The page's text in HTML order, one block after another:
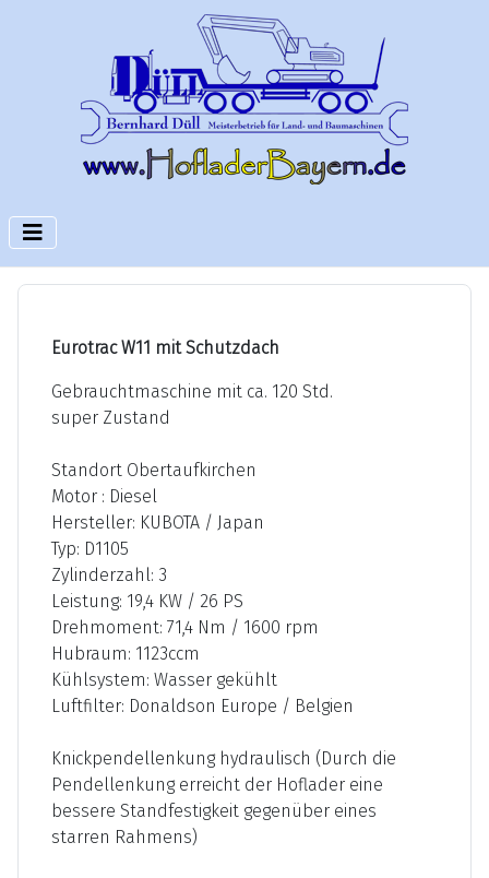
Eurotrac W11 mit Schutzdach
Gebrauchtmaschine mit ca. 120 Std.
super Zustand
Standort Obertaufkirchen
Motor : Diesel
Hersteller: KUBOTA / Japan
Typ: D1105
Zylinderzahl: 3
Leistung: 19,4 KW / 26 PS
Drehmoment: 71,4 Nm / 1600 rpm
Hubraum: 1123ccm
Kühlsystem: Wasser gekühlt
Luftfilter: Donaldson Europe / Belgien
Knickpendellenkung hydraulisch (Durch die
Pendellenkung erreicht der Hoflader eine
bessere Standfestigkeit gegenüber eines
starren Rahmens)